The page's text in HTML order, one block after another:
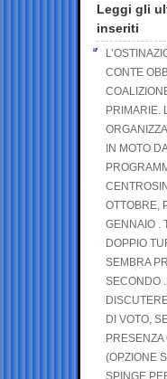
Leggi gli
inseriti
CONTE
PRIMARIE.
IN MOTO
OTTOBRE,
GENNAIO .
DOPPIO
SEMBRA
SECONDO
DI VOTO,
(OPZIONE
SPINGE